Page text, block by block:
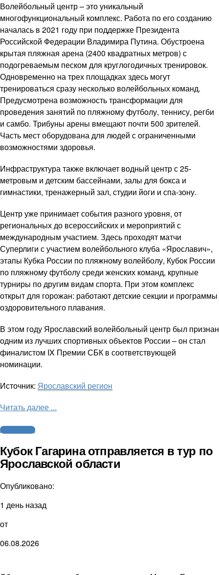
Волейбольный центр – это уникальный
многофункциональный комплекс. Работа по его созданию
началась в 2021 году при поддержке Президента
Российской Федерации Владимира Путина. Обустроена
крытая пляжная арена (2400 квадратных метров) с
подогреваемым песком для круглогодичных тренировок.
Одновременно на трех площадках здесь могут
тренироваться сразу несколько волейбольных команд.
Предусмотрена возможность трансформации для
проведения занятий по пляжному футболу, теннису, регби
и самбо. Трибуны арены вмещают почти 500 зрителей.
Часть мест оборудована для людей с ограниченными
возможностями здоровья.
Инфраструктура также включает водный центр с 25-
метровым и детским бассейнами, залы для бокса и
гимнастики, тренажерный зал, студии йоги и спа-зону.
Центр уже принимает события разного уровня, от
региональных до всероссийских и мероприятий с
международным участием. Здесь проходят матчи
Суперлиги с участием волейбольного клуба «Ярославич»,
этапы Кубка России по пляжному волейболу, Кубок России
по пляжному футболу среди женских команд, крупные
турниры по другим видам спорта. При этом комплекс
открыт для горожан: работают детские секции и программы
оздоровительного плавания.
В этом году Ярославский волейбольный центр был признан
одним из лучших спортивных объектов России – он стал
финалистом IX Премии СБК в соответствующей
номинации.
Источник: Ярославский регион
Читать далее ...
Другие виды
Кубок Гагарина отправляется в тур по
Ярославской области
Опубликовано:
1 день назад
от
06.08.2026